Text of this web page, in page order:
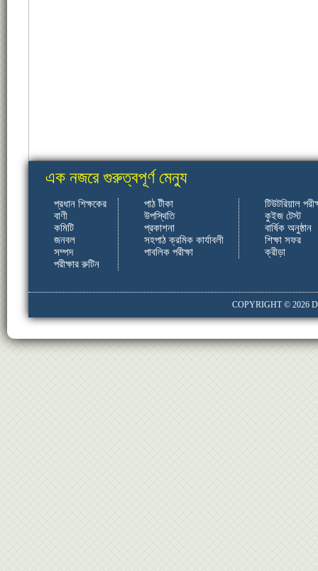
এক নজরে গুরুত্বপূর্ণ মেন্যু
প্রধান শিক্ষকের
বাণী
কমিটি
জনবল
সম্পদ
পরীক্ষার রুটিন
পাঠ টীকা
উপস্থিতি
প্রকাশনা
সহপাঠ ক্রমিক কার্যাবলী
পাবলিক পরীক্ষা
টিউটরিয়াল
কুইজ টেস্ট
বার্ষিক অনুষ্ঠান
শিক্ষা সফর
ক্রীড়া
COPYRIGHT © 2026